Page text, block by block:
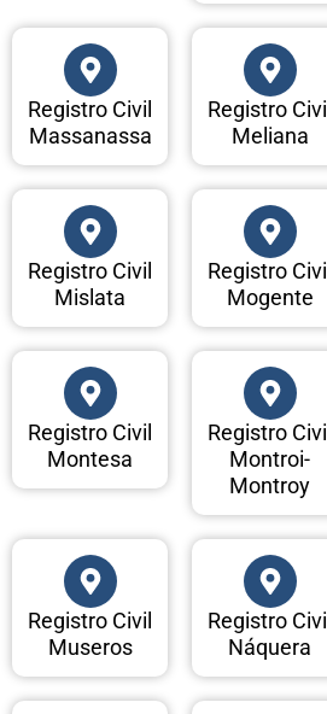
Registro Civil
Massanassa
Registro Civil
Meliana
Registro Civil
Mislata
Registro Civil
Mogente
Registro Civil
Montesa
Registro Civil
Montroi-
Montroy
Registro Civil
Museros
Registro Civil
Náquera